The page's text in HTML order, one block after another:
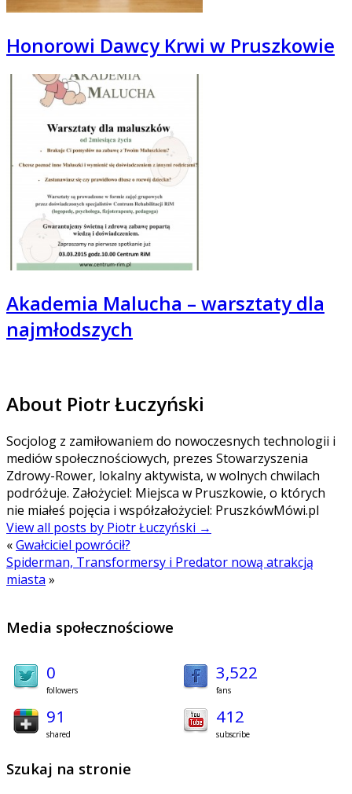
Honorowi Dawcy Krwi w Pruszkowie
Akademia Malucha – warsztaty dla
najmłodszych
About Piotr Łuczyński
Socjolog z zamiłowaniem do nowoczesnych technologii i
mediów społecznościowych, prezes Stowarzyszenia
Zdrowy-Rower, lokalny aktywista, w wolnych chwilach
podróżuje. Założyciel: Miejsca w Pruszkowie, o których
nie miałeś pojęcia i współzałożyciel: PruszkówMówi.pl
View all posts by Piotr Łuczyński →
«Gwałciciel powrócił?
Spiderman, Transformersy i Predator nową atrakcją
miasta »
Media społecznościowe
0
followers
3,522
fans
91
shared
412
subscribe
Szukaj na stronie